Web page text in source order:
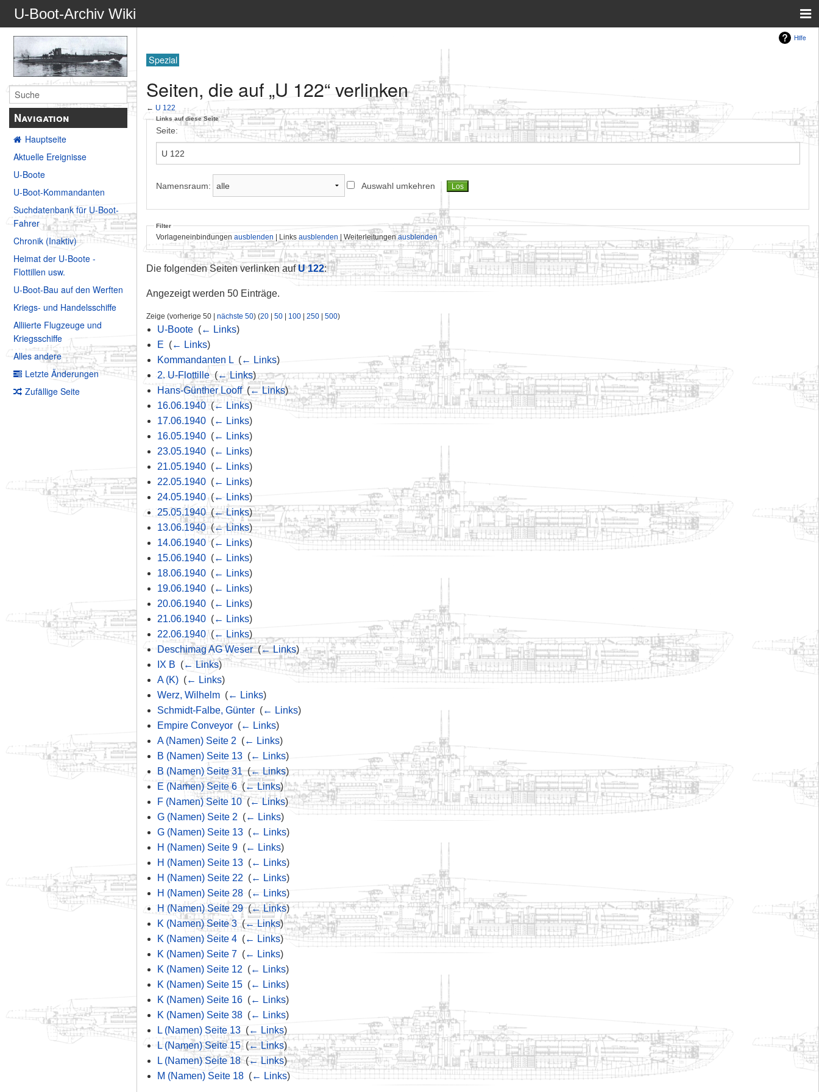
U-Boot-Archiv Wiki
Navigation
Hauptseite
Aktuelle Ereignisse
U-Boote
U-Boot-Kommandanten
Suchdatenbank für U-Boot-
Fahrer
Chronik (Inaktiv)
Heimat der U-Boote -
Flottillen usw.
U-Boot-Bau auf den Werften
Kriegs- und Handelsschiffe
Alliierte Flugzeuge und
Kriegsschiffe
Alles andere
Letzte Änderungen
Zufällige Seite
Hilfe
Spezial
Seiten, die auf „U 122“ verlinken
← U 122
Links auf diese Seite
Seite:
Namensraum: Auswahl umkehren
Filter
Vorlageneinbindungen ausblenden | Links ausblenden | Weiterleitungenausblenden
Die folgenden Seiten verlinken aufU 122:
Angezeigt werden 50 Einträge.
Zeige (vorherige 50 |nächste 50) (20 |50 100 |250 |500)
U-Boote‎ (← Links)
E (← Links)
Kommandanten L‎ (← Links)
2. U-Flottille‎ (← Links)
Hans-Günther Looff‎ (← Links)
16.06.1940‎(← Links)
17.06.1940‎ (← Links)
16.05.1940‎ (← Links)
23.05.1940‎ (← Links)
21.05.1940‎ (← Links)
22.05.1940‎ (← Links)
24.05.1940‎ (← Links)
25.05.1940‎(← Links)
13.06.1940‎(← Links)
14.06.1940‎(← Links)
15.06.1940‎ (← Links)
18.06.1940‎ (← Links)
19.06.1940‎ (← Links)
20.06.1940‎ (← Links)
21.06.1940‎ (← Links)
22.06.1940‎ (← Links)
Deschimag AG Weser‎(← Links)
IX B (← Links)
A (K)‎ (← Links)
Werz, Wilhelm‎ (← Links)
Schmidt-Falbe, Günter‎ (← Links)
Empire Conveyor‎ (← Links)
A (Namen) Seite 2 (← Links)
B (Namen) Seite 13‎ (← Links)
B (Namen) Seite 31‎(← Links)
E (Namen) Seite 6‎(← Links)
F (Namen) Seite 10‎ (← Links)
G (Namen) Seite 2 (← Links)
G (Namen) Seite 13‎ (← Links)
H (Namen) Seite 9‎ (← Links)
H (Namen) Seite 13‎ (← Links)
H (Namen) Seite 22 (← Links)
H (Namen) Seite 28‎ (← Links)
H (Namen) Seite 29‎(← Links)
K (Namen) Seite 3‎ (← Links)
K (Namen) Seite 4‎ (← Links)
K (Namen) Seite 7‎ (← Links)
K (Namen) Seite 12 (← Links)
K (Namen) Seite 15‎ (← Links)
K (Namen) Seite 16‎ (← Links)
K (Namen) Seite 38‎ (← Links)
L (Namen) Seite 13‎ (← Links)
L (Namen) Seite 15‎ (← Links)
L (Namen) Seite 18‎(← Links)
M (Namen) Seite 18‎ (← Links)